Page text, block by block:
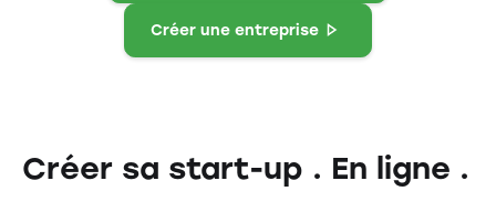
Créer une entreprise
Créer sa start-up . En ligne .